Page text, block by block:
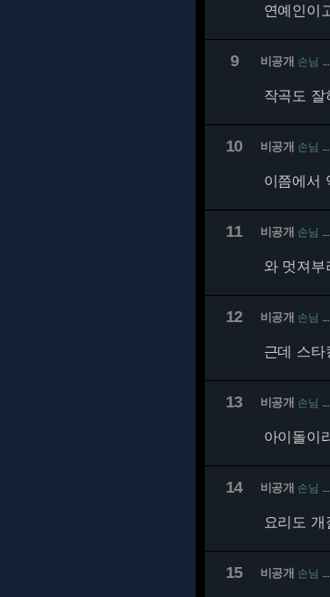
연예인이
9 비공개 손님
작곡도
10 비공개 손님
이쯤에서
11 비공개 손님
와 멋져부
12 비공개 손님
근데 스
13 비공개 손님
아이돌이
14 비공개 손님
요리도 개
15 비공개 손님